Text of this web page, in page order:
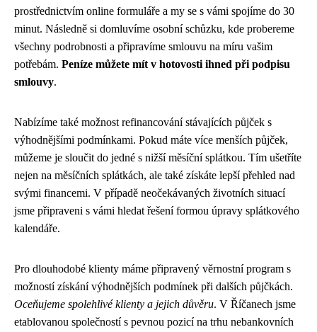
prostřednictvím online formuláře a my se s vámi spojíme do 30
minut. Následně si domluvíme osobní schůzku, kde probereme
všechny podrobnosti a připravíme smlouvu na míru vašim
potřebám. Peníze můžete mít v hotovosti ihned při podpisu
smlouvy.
Nabízíme také možnost refinancování stávajících půjček s
výhodnějšími podmínkami. Pokud máte více menších půjček,
můžeme je sloučit do jedné s nižší měsíční splátkou. Tím ušetříte
nejen na měsíčních splátkách, ale také získáte lepší přehled nad
svými financemi. V případě neočekávaných životních situací
jsme připraveni s vámi hledat řešení formou úpravy splátkového
kalendáře.
Pro dlouhodobé klienty máme připravený věrnostní program s
možností získání výhodnějších podmínek při dalších půjčkách.
Oceňujeme spolehlivé klienty a jejich důvěru. V Říčanech jsme
etablovanou společností s pevnou pozicí na trhu nebankovních